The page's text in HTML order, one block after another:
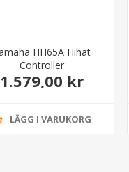
HH65A Hihat
Controller
1.579,00 kr
LÄGG I VARUKORG